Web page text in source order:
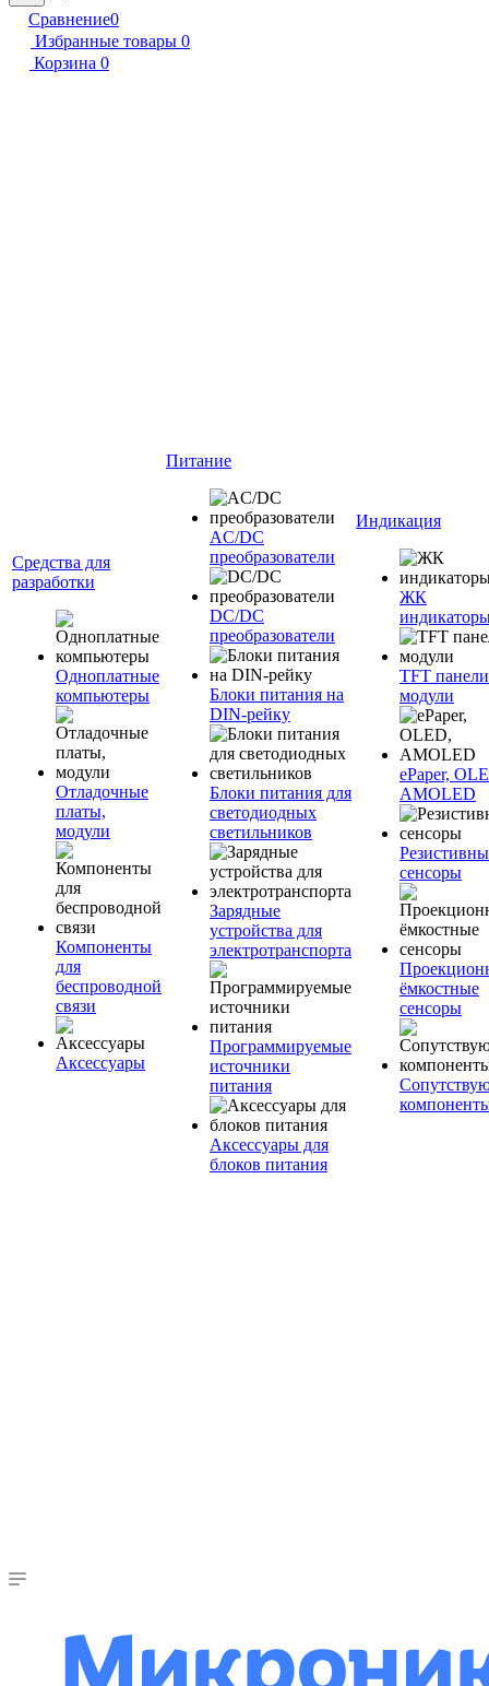
Сравнение0
Избранные товары 0
Корзина 0
Средства для
разработки
Одноплатные
компьютеры
Отладочные
платы,
модули
Компоненты
для
беспроводной
связи
Аксессуары
Питание
AC/DC
преобразователи
DC/DC
преобразователи
Блоки питания на
DIN-рейку
Блоки питания для
светодиодных
светильников
Зарядные
устройства для
электротранспорта
Программируемые
источники
питания
Аксессуары для
блоков питания
Индикация
ЖК
TFT
модули
ePaper,
AMOLED
сенсоры
ёмкостные
сенсоры